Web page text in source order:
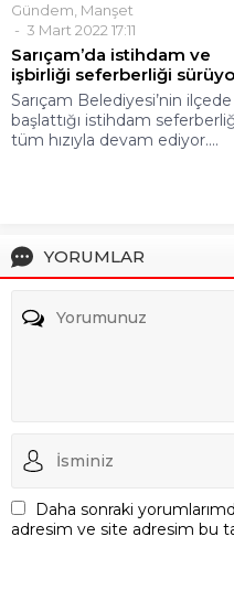
Gündem, Manşet
3 Mart 2022 17:11
Sarıçam’da istihdam ve
işbirliği seferberliği
Sarıçam Belediyesi’nin ilçede
başlattığı istihdam
tüm hızıyla devam ediyor....
YORUMLAR
Daha sonraki
adresim ve site adresim bu